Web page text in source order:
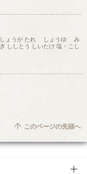
ょうが たれ しょうゆ み
しとう しいたけ 塩・こし
このページの先頭へ